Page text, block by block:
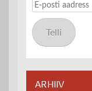
posti
aadress
Telli
ARHIIV